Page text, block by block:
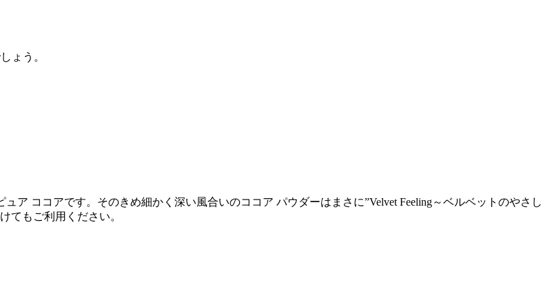
ょう。
ア ココアです。そのきめ細かく深い風合いのココア パウダーはまさに”Velvet Feeling～ベルベットのやさし
てもご利用ください。